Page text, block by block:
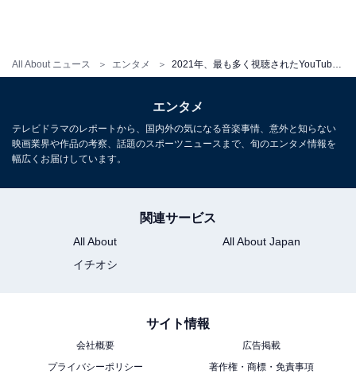
All About ニュース エンタメ
台までのショート動画がメインで、体をはった「おもし
ろ動画」や表情が、小さな子どもにも分かりやすく、言
語の壁を超えて海外でも人気があります。
にも動画を投稿し、フォロワー数が2021年12月現在
4020万人で日本一を達成、12月8日には「TikTok
CREATOR AWARD 2021」特別賞を受賞しました。
＞10位までの全ランキング結果を見る
エンタメ
テレビドラマのレポートから、国内外の気になる音楽事情、意外と知らない
映画業界や作品の考察、話題のスポーツニュースまで、旬のエンタメ情報を
幅広くお届けしています。
関連サービス
All About
All About Japan
イチオシ
サイト情報
会社概要
広告掲載
プライバシーポリシー
著作権・商標・免責事項